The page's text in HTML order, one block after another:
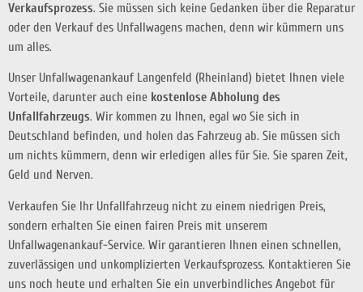
Verkaufsprozess. Sie müssen sich keine Gedanken über die Reparatur
oder den Verkauf des Unfallwagens machen, denn wir kümmern uns
um alles.
Unser Unfallwagenankauf Langenfeld (Rheinland) bietet Ihnen viele
Vorteile, darunter auch eine kostenlose Abholung des
Unfallfahrzeugs. Wir kommen zu Ihnen, egal wo Sie sich in
Deutschland befinden, und holen das Fahrzeug ab. Sie müssen sich
um nichts kümmern, denn wir erledigen alles für Sie. Sie sparen Zeit,
Geld und Nerven.
Verkaufen Sie Ihr Unfallfahrzeug nicht zu einem niedrigen Preis,
sondern erhalten Sie einen fairen Preis mit unserem
Unfallwagenankauf-Service. Wir garantieren Ihnen einen schnellen,
zuverlässigen und unkomplizierten Verkaufsprozess. Kontaktieren Sie
uns noch heute und erhalten Sie ein unverbindliches Angebot für